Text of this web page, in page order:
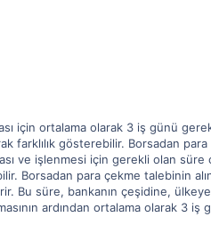
için ortalama olarak 3 iş günü
farklılık gösterebilir. Borsadan
ve işlenmesi için gerekli olan
Borsadan para çekme talebinin
Bu süre, bankanın çeşidine,
ardından ortalama olarak 3 iş